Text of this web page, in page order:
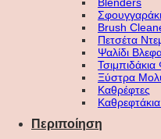
Brush
Πετσέτα
Ψαλίδι
Ξύστρα
Καθρέφτες
Περιποίηση